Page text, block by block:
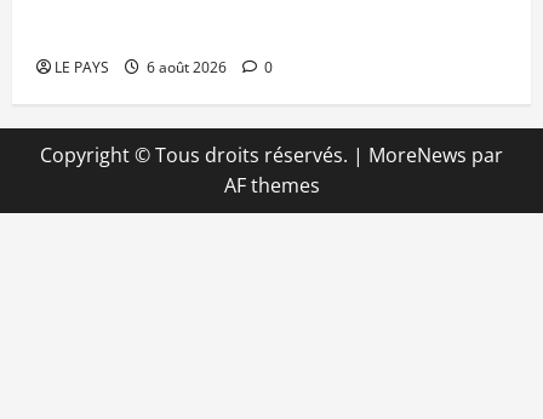
LE PAYS 6 août 2026 0
Copyright © Tous droits réservés. | MoreNews par
AF themes